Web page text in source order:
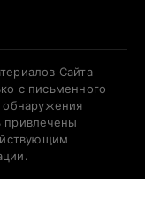
Сайта
с письменного
обнаружения
привлечены